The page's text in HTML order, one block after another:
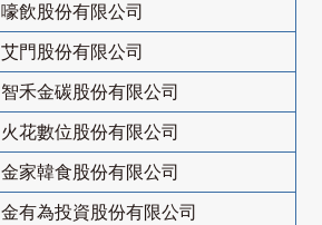
嚎飲股份有限公司
艾門股份有限公司
智禾金碳股份有限公司
火花數位股份有限公司
金家韓食股份有限公司
金有為投資股份有限公司